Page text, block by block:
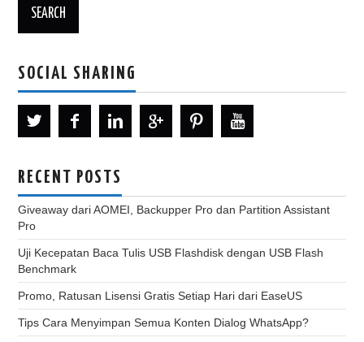
SOCIAL SHARING
RECENT POSTS
Giveaway dari AOMEI, Backupper Pro dan Partition Assistant
Pro
Uji Kecepatan Baca Tulis USB Flashdisk dengan USB Flash
Benchmark
Promo, Ratusan Lisensi Gratis Setiap Hari dari EaseUS
Tips Cara Menyimpan Semua Konten Dialog WhatsApp?